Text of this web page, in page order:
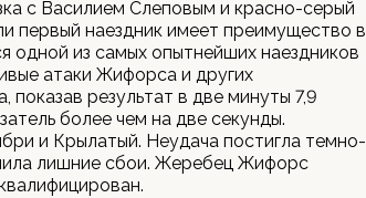
с Василием Слеповым и красно-серый
первый наездник имеет преимущество в
одной из самых опытнейших наездников
атаки Жифорса и других
результат в две минуты 7,9
более чем на две секунды.
и Крылатый. Неудача постигла темно-
лишние сбои. Жеребец Жифорс